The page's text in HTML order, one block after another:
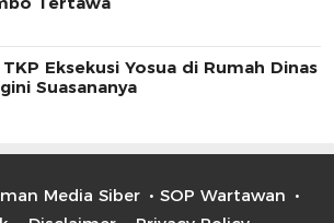
Eksekusi Yosua di Rumah Dinas
Suasananya
Media Siber
SOP Wartawan